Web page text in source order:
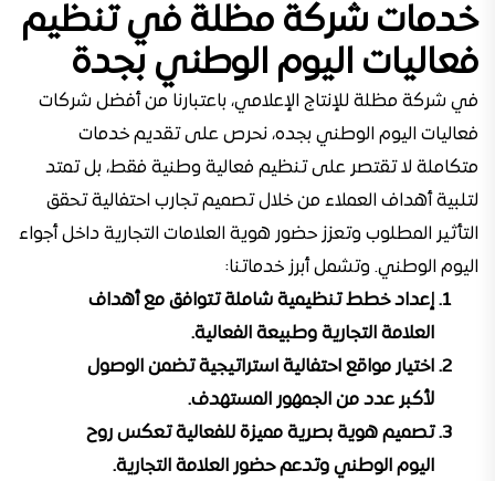
خدمات شركة مظلة في تنظيم
فعاليات اليوم الوطني بجدة
في شركة مظلة للإنتاج الإعلامي، باعتبارنا من أفضل شركات
فعاليات اليوم الوطني بجده، نحرص على تقديم خدمات
متكاملة لا تقتصر على تنظيم فعالية وطنية فقط، بل تمتد
لتلبية أهداف العملاء من خلال تصميم تجارب احتفالية تحقق
التأثير المطلوب وتعزز حضور هوية العلامات التجارية داخل أجواء
اليوم الوطني. وتشمل أبرز خدماتنا:
إعداد خطط تنظيمية شاملة تتوافق مع أهداف
العلامة التجارية وطبيعة الفعالية.
اختيار مواقع احتفالية استراتيجية تضمن الوصول
لأكبر عدد من الجمهور المستهدف.
تصميم هوية بصرية مميزة للفعالية تعكس روح
اليوم الوطني وتدعم حضور العلامة التجارية.